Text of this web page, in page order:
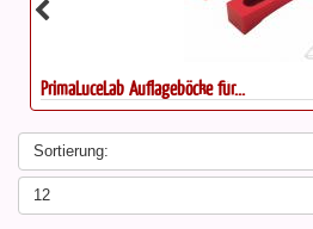
Celestron Taukappe DX für C9,25...
Sortierung:
12